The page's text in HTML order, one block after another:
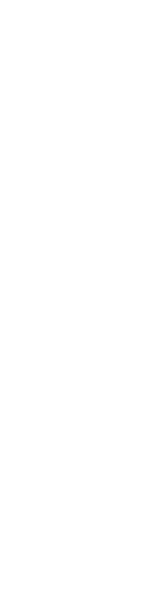
en dat zal ook in de
en uitbreiding
groei samen met onze
stellen wij de klant
partnerschappen te
zullen vormen, zo zal het
in middelen voor het
om de levensduur
voor onze klanten en